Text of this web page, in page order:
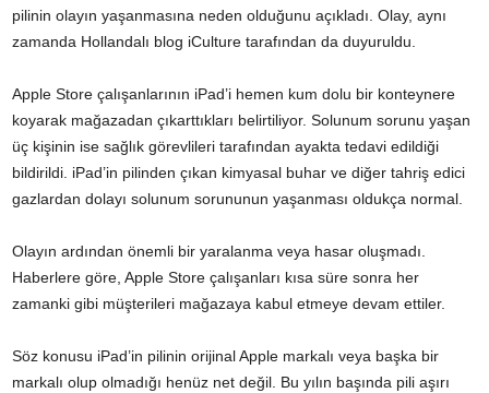
pilinin olayın yaşanmasına neden olduğunu açıkladı. Olay, aynı
zamanda Hollandalı blog iCulture tarafından da duyuruldu.
Apple Store çalışanlarının iPad’i hemen kum dolu bir konteynere
koyarak mağazadan çıkarttıkları belirtiliyor. Solunum sorunu yaşan
üç kişinin ise sağlık görevlileri tarafından ayakta tedavi edildiği
bildirildi. iPad’in pilinden çıkan kimyasal buhar ve diğer tahriş edici
gazlardan dolayı solunum sorununun yaşanması oldukça normal.
Olayın ardından önemli bir yaralanma veya hasar oluşmadı.
Haberlere göre, Apple Store çalışanları kısa süre sonra her
zamanki gibi müşterileri mağazaya kabul etmeye devam ettiler.
Söz konusu iPad’in pilinin orijinal Apple markalı veya başka bir
markalı olup olmadığı henüz net değil. Bu yılın başında pili aşırı